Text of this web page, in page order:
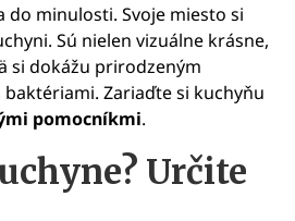
do minulosti. Svoje miesto si
Sú nielen vizuálne krásne,
si dokážu prirodzeným
Zariaďte si kuchyňu
pomocníkmi.
Určite